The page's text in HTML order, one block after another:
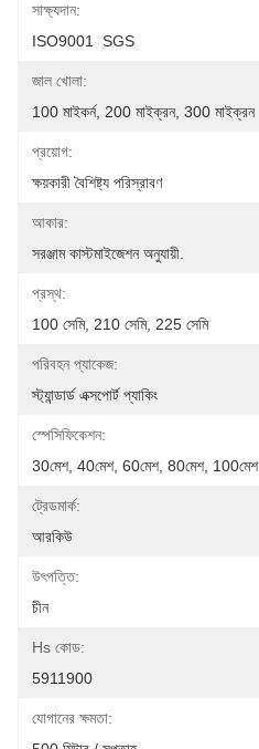
সাক্ষ্যদান:
ISO9001  SGS
জাল খোলা:
100 মাইকর্ন, 200 মাইক্রন, 300 মাইক্রন
প্রয়োগ:
ক্ষয়কারী বৈশিষ্ট্য পরিস্রাবণ
আকার:
সরঞ্জাম কাস্টমাইজেশন অনুযায়ী.
প্রস্থ:
100 সেমি, 210 সেমি, 225 সেমি
পরিবহন প্যাকেজ:
স্ট্যান্ডার্ড এক্সপোর্ট প্যাকিং
স্পেসিফিকেশন:
30মেশ, 40মেশ, 60মেশ, 80মেশ, 100মেশ
ট্রেডমার্ক:
আরকিউ
উৎপত্তি:
চীন
Hs কোড:
5911900
যোগানের ক্ষমতা: